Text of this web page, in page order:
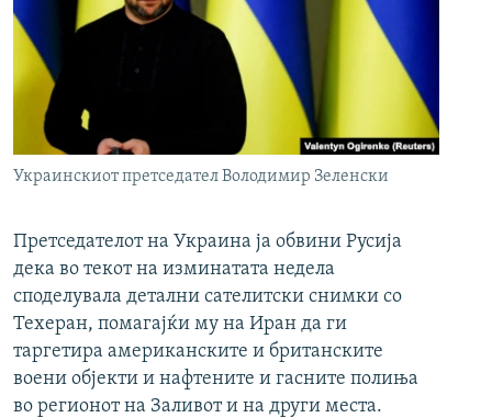
Украинскиот претседател Володимир Зеленски
Претседателот на Украина ја обвини Русија
дека во текот на изминатата недела
споделувала детални сателитски снимки со
Техеран, помагајќи му на Иран да ги
таргетира американските и британските
воени објекти и нафтените и гасните полиња
во регионот на Заливот и на други места.